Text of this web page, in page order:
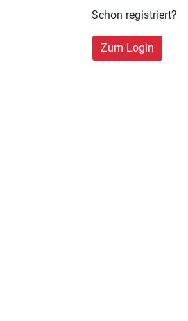
Schon registriert?
Zum Login